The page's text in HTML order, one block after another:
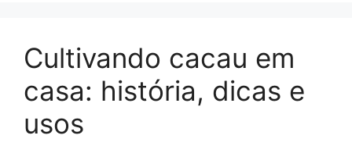
sl
at
e
Cultivando cacau em
casa: história, dicas e
usos